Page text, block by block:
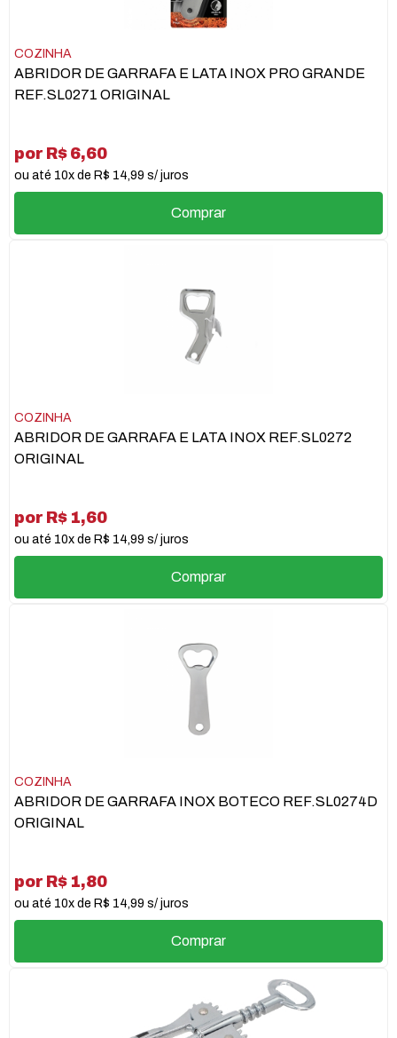
COZINHA
ABRIDOR DE GARRAFA E LATA INOX PRO GRANDE
REF.SL0271 ORIGINAL
por R$ 6,60
ou até 10x de R$ 14,99 s/ juros
Comprar
COZINHA
ABRIDOR DE GARRAFA E LATA INOX REF.SL0272
ORIGINAL
por R$ 1,60
ou até 10x de R$ 14,99 s/ juros
Comprar
COZINHA
ABRIDOR DE GARRAFA INOX BOTECO REF.SL0274D
ORIGINAL
por R$ 1,80
ou até 10x de R$ 14,99 s/ juros
Comprar